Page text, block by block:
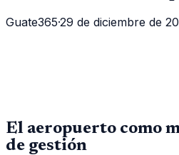
Guate365·29 de diciembre de
El aeropuerto como
de gestión